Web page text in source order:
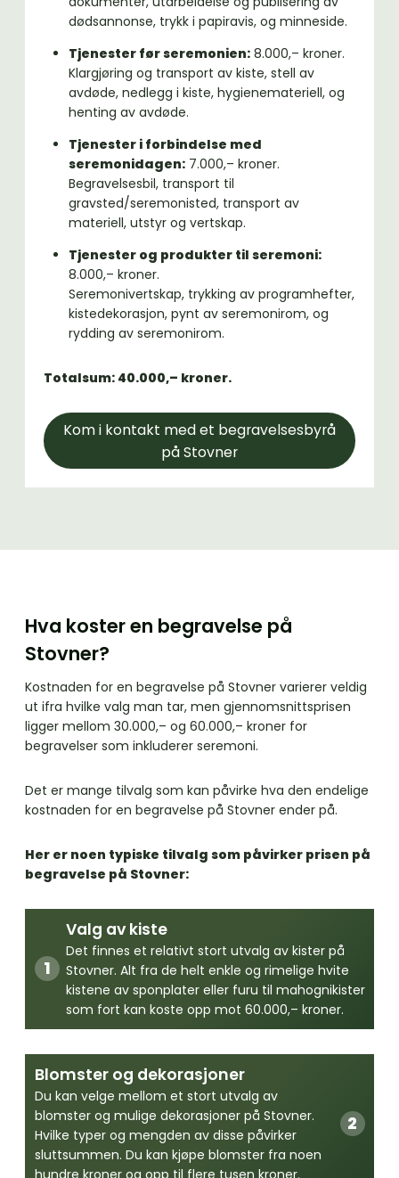
dødsannonse, trykk i papiravis, og minneside.
Tjenester før seremonien: 8.000,– kroner.
Klargjøring og transport av kiste, stell av
avdøde, nedlegg i kiste, hygienemateriell, og
henting av avdøde.
Tjenester i forbindelse med
seremonidagen: 7.000,– kroner.
Begravelsesbil, transport til
gravsted/seremonisted, transport av
materiell, utstyr og vertskap.
Tjenester og produkter til seremoni:
8.000,– kroner.
Seremonivertskap, trykking av programhefter,
kistedekorasjon, pynt av seremonirom, og
rydding av seremonirom.
Totalsum: 40.000,– kroner.
Kom i kontakt med et begravelsesbyrå
på Stovner
Hva koster en begravelse på
Stovner?
Kostnaden for en begravelse på Stovner varierer veldig
ut ifra hvilke valg man tar, men gjennomsnittsprisen
ligger mellom 30.000,– og 60.000,– kroner for
begravelser som inkluderer seremoni.
Det er mange tilvalg som kan påvirke hva den endelige
kostnaden for en begravelse på Stovner ender på.
Her er noen typiske tilvalg som påvirker prisen på
begravelse på Stovner:
Valg av kiste
Det finnes et relativt stort utvalg av kister på
Stovner. Alt fra de helt enkle og rimelige hvite
kistene av sponplater eller furu til mahognikister
som fort kan koste opp mot 60.000,– kroner.
Blomster og dekorasjoner
Du kan velge mellom et stort utvalg av
blomster og mulige dekorasjoner på Stovner.
Hvilke typer og mengden av disse påvirker
sluttsummen. Du kan kjøpe blomster fra noen